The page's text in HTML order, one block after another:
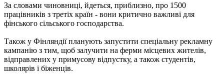
За словами чиновниці, йдеться, приблизно, про 1500
працівників з третіх країн - вони критично важливі для
фінського сільського господарства.
Також у Фінляндії планують запустити спеціальну рекламну
кампанію з тим, щоб залучити на ферми місцевих жителів,
відправлених у примусову відпустку, а також студентів,
школярів і біженців.